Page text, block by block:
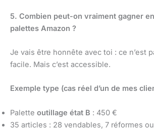
5. Combien peut-on vraiment gagner
palettes Amazon ?
Je vais être honnête avec toi : ce n’est
facile. Mais c’est accessible.
Exemple type (cas réel d’un de mes
Palette outillage état B : 450 €
35 articles : 28 vendables, 7 réformes